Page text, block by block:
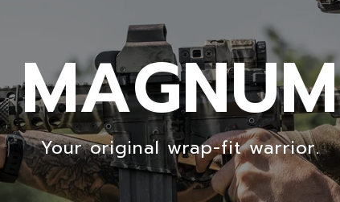
MAGNUM
Your original wrap-fit warrior.